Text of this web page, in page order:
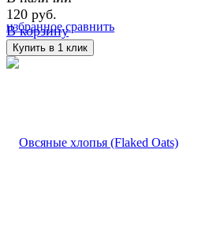
избранное сравнить
120 руб.
В корзину